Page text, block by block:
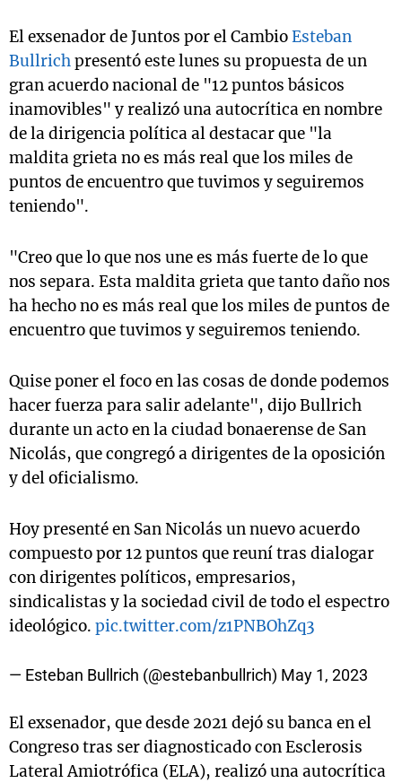
El exsenador de Juntos por el CambioEsteban
Bullrichpresentó este lunes su propuesta de un
gran acuerdo nacional de "12 puntos básicos
inamovibles" y realizó una autocrítica en nombre
de la dirigencia política al destacar que "la
maldita grieta no es más real que los miles de
puntos de encuentro que tuvimos y seguiremos
teniendo".
"Creo que lo que nos une es más fuerte de lo que
nos separa. Esta maldita grieta que tanto daño nos
ha hecho no es más real que los miles de puntos de
encuentro que tuvimos y seguiremos teniendo.
Quise poner el foco en las cosas de donde podemos
hacer fuerza para salir adelante", dijo Bullrich
durante un acto en la ciudad bonaerense de San
Nicolás, que congregó a dirigentes de la oposición
y del oficialismo.
Hoy presenté en San Nicolás un nuevo acuerdo
compuesto por 12 puntos que reuní tras dialogar
con dirigentes políticos, empresarios,
sindicalistas y la sociedad civil de todo el espectro
ideológico. pic.twitter.com/z1PNBOhZq3
— Esteban Bullrich (@estebanbullrich) May 1, 2023
El exsenador, que desde 2021 dejó su banca en el
Congreso tras ser diagnosticado con Esclerosis
Lateral Amiotrófica (ELA), realizó una autocrítica